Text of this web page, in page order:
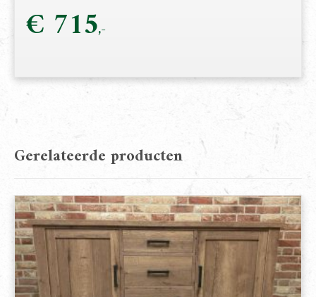
€ 715
Gerelateerde producten